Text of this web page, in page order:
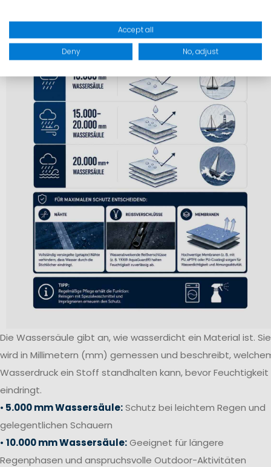
Die Wassersäule gibt an, wie wasserdicht ein Material ist. Sie
wird in Millimetern (mm) gemessen und beschreibt,
Wasserdruck ein Stoff standhalten kann, bevor Feuchtigkeit
eindringt.
• 5.000 mm Wassersäule:Schutz bei leichtem Regen und
gelegentlichen Schauern
• 10.000 mm Wassersäule:Geeignet für längere
Regenphasen und anspruchsvolle Outdoor-Aktivitäten
Accept all
Deny No, adjust